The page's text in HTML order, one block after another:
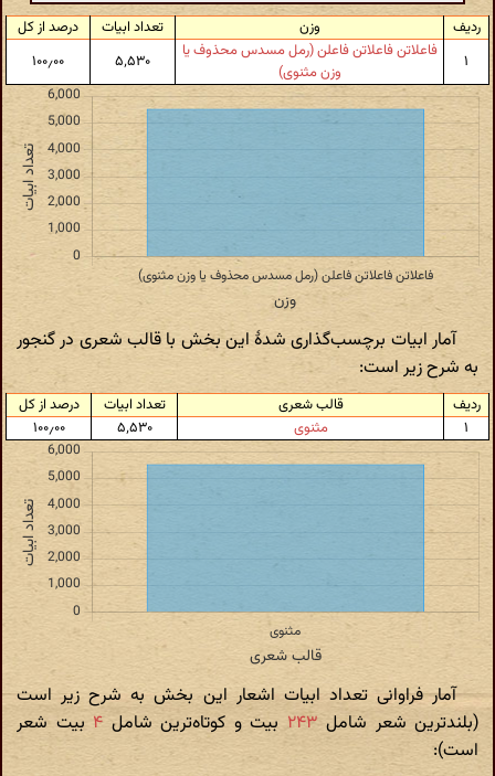
ردیف وزن تعداد ابیات
درصد از کل
۱
فاعلاتن فاعلاتن فاعلن (رمل مسدس محذوف یا
وزن مثنوی)
۵٬۵۳۰ ۱۰۰٫۰۰
آمار ابیات برچسب‌گذاری شدهٔ این بخش با قالب شعری در گنجور
به شرح زیر است:
ردیف قالب شعری تعداد ابیات
درصد از کل
۱
مثنوی ۵٬۵۳۰ ۱۰۰٫۰۰
آمار فراوانی تعداد ابیات اشعار این بخش به شرح زیر است
(بلندترین شعر شامل۲۴۳ بیت و کوتاه‌ترین شامل۴ بیت شعر
است):